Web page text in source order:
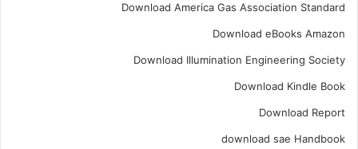
Download America Gas Association Standard
Download eBooks Amazon
Download Illumination Engineering Society
Download Kindle Book
Download Report
download sae Handbook